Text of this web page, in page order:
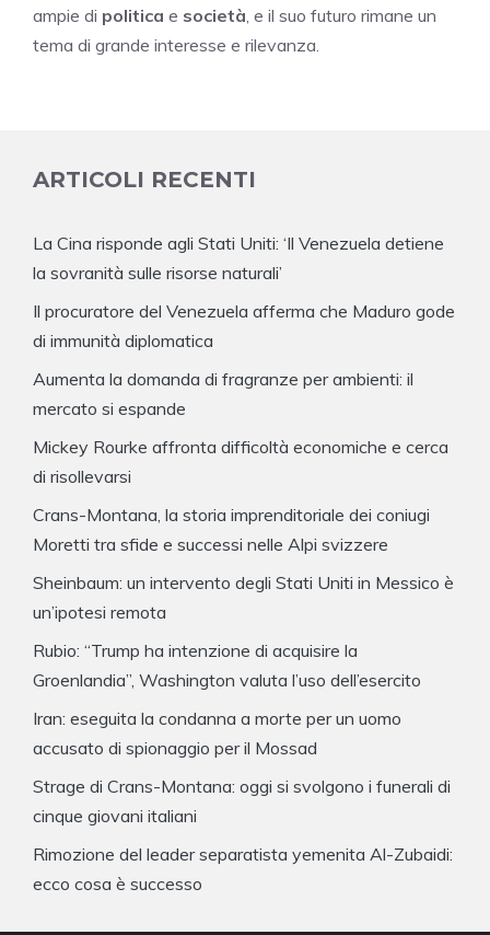
ampie di politica e società , e il suo futuro rimane un
tema di grande interesse e rilevanza.
ARTICOLI RECENTI
La Cina risponde agli Stati Uniti: ‘Il Venezuela detiene
la sovranità sulle risorse naturali’
Il procuratore del Venezuela afferma che Maduro gode
di immunità diplomatica
Aumenta la domanda di fragranze per ambienti: il
mercato si espande
Mickey Rourke affronta difficoltà economiche e cerca
di risollevarsi
Crans-Montana, la storia imprenditoriale dei coniugi
Moretti tra sfide e successi nelle Alpi svizzere
Sheinbaum: un intervento degli Stati Uniti in Messico è
un’ipotesi remota
Rubio: “Trump ha intenzione di acquisire la
Groenlandia”, Washington valuta l’uso dell’esercito
Iran: eseguita la condanna a morte per un uomo
accusato di spionaggio per il Mossad
Strage di Crans-Montana: oggi si svolgono i funerali di
cinque giovani italiani
Rimozione del leader separatista yemenita Al-Zubaidi:
ecco cosa è successo